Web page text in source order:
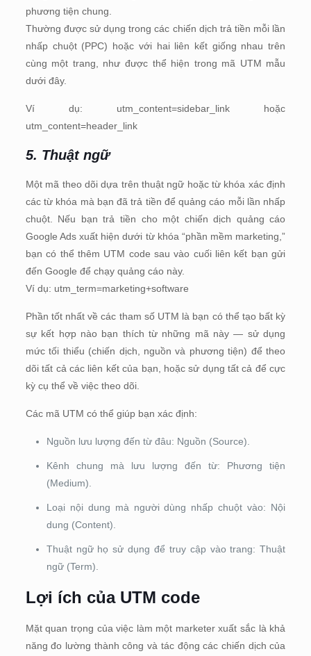
phương tiện chung.
Thường được sử dụng trong các chiến dịch trả tiền mỗi lần
nhấp chuột (PPC) hoặc với hai liên kết giống nhau trên
cùng một trang, như được thể hiện trong mã UTM mẫu
dưới đây.
Ví dụ: utm_content=sidebar_link hoặc
utm_content=header_link
5. Thuật ngữ
Một mã theo dõi dựa trên thuật ngữ hoặc từ khóa xác định
các từ khóa mà bạn đã trả tiền để quảng cáo mỗi lần nhấp
chuột. Nếu bạn trả tiền cho một chiến dịch quảng cáo
Google Ads xuất hiện dưới từ khóa “phần mềm marketing,”
bạn có thể thêm UTM code sau vào cuối liên kết bạn gửi
đến Google để chạy quảng cáo này.
Ví dụ: utm_term=marketing+software
Phần tốt nhất về các tham số UTM là bạn có thể tạo bất kỳ
sự kết hợp nào bạn thích từ những mã này — sử dụng
mức tối thiểu (chiến dịch, nguồn và phương tiện) để theo
dõi tất cả các liên kết của bạn, hoặc sử dụng tất cả để cực
kỳ cụ thể về việc theo dõi.
Các mã UTM có thể giúp bạn xác định:
Nguồn lưu lượng đến từ đâu: Nguồn (Source).
Kênh chung mà lưu lượng đến từ: Phương tiện
(Medium).
Loại nội dung mà người dùng nhấp chuột vào: Nội
dung (Content).
Thuật ngữ họ sử dụng để truy cập vào trang: Thuật
ngữ (Term).
Lợi ích của UTM code
Mặt quan trọng của việc làm một marketer xuất sắc là khả
năng đo lường thành công và tác động các chiến dịch của